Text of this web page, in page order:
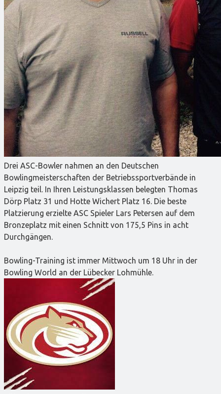
Drei ASC-Bowler nahmen an den Deutschen
Bowlingmeisterschaften der Betriebssportverbände in
Leipzig teil. In Ihren Leistungsklassen belegten Thomas
Dörp Platz 31 und Hotte Wichert Platz 16. Die beste
Platzierung erzielte ASC Spieler Lars Petersen auf dem
Bronzeplatz mit einen Schnitt von 175,5 Pins in acht
Durchgängen.
Bowling-Training ist immer Mittwoch um 18 Uhr in der
Bowling World an der Lübecker Lohmühle.